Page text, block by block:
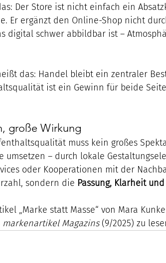
Der Store ist nicht einfach ein
Er ergänzt den Online-Shop nicht
digital schwer abbildbar ist –
das: Handel bleibt ein zentraler
ist ein Gewinn für beide
große Wirkung
muss kein großes
umsetzen – durch lokale
oder Kooperationen mit der
sondern die Passung, Klarheit
„Marke statt Masse“ von Mara
markenartikel Magazins (9/2025) zu